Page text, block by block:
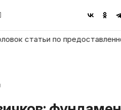
по предоставленному